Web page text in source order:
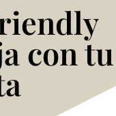
con tu